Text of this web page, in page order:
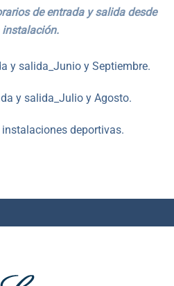
de entrada y salida desde
y salida_Junio y Septiembre.
y salida_Julio y Agosto.
deportivas.